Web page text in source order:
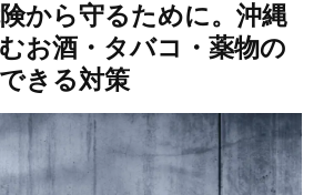
から守るために。沖縄
お酒・タバコ・薬物の
きる対策